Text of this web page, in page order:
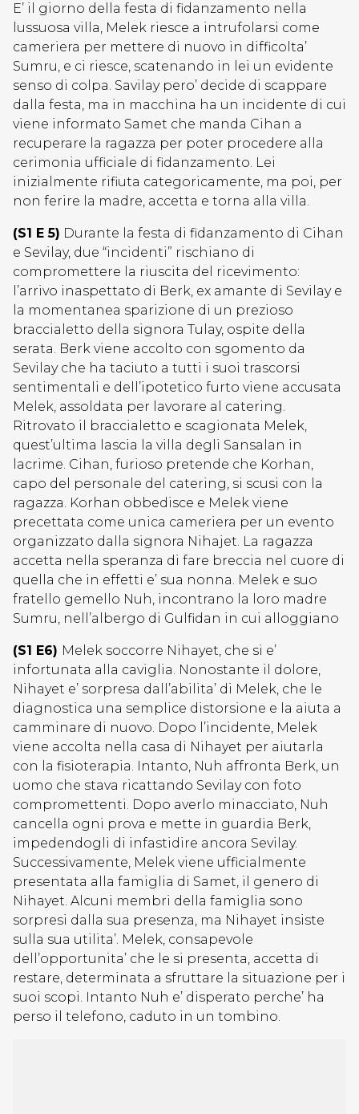
E’ il giorno della festa di fidanzamento nella
lussuosa villa, Melek riesce a intrufolarsi come
cameriera per mettere di nuovo in difficolta’
Sumru, e ci riesce, scatenando in lei un evidente
senso di colpa. Savilay pero’ decide di scappare
dalla festa, ma in macchina ha un incidente di cui
viene informato Samet che manda Cihan a
recuperare la ragazza per poter procedere alla
cerimonia ufficiale di fidanzamento. Lei
inizialmente rifiuta categoricamente, ma poi, per
non ferire la madre, accetta e torna alla villa.
(S1 E 5) Durante la festa di fidanzamento di Cihan
e Sevilay, due “incidenti” rischiano di
compromettere la riuscita del ricevimento:
l’arrivo inaspettato di Berk, ex amante di Sevilay e
la momentanea sparizione di un prezioso
braccialetto della signora Tulay, ospite della
serata. Berk viene accolto con sgomento da
Sevilay che ha taciuto a tutti i suoi trascorsi
sentimentali e dell’ipotetico furto viene accusata
Melek, assoldata per lavorare al catering.
Ritrovato il braccialetto e scagionata Melek,
quest’ultima lascia la villa degli Sansalan in
lacrime. Cihan, furioso pretende che Korhan,
capo del personale del catering, si scusi con la
ragazza. Korhan obbedisce e Melek viene
precettata come unica cameriera per un evento
organizzato dalla signora Nihajet. La ragazza
accetta nella speranza di fare breccia nel cuore di
quella che in effetti e’ sua nonna. Melek e suo
fratello gemello Nuh, incontrano la loro madre
Sumru, nell’albergo di Gulfidan in cui alloggiano
(S1 E6) Melek soccorre Nihayet, che si e’
infortunata alla caviglia. Nonostante il dolore,
Nihayet e’ sorpresa dall’abilita’ di Melek, che le
diagnostica una semplice distorsione e la aiuta a
camminare di nuovo. Dopo l’incidente, Melek
viene accolta nella casa di Nihayet per aiutarla
con la fisioterapia. Intanto, Nuh affronta Berk, un
uomo che stava ricattando Sevilay con foto
compromettenti. Dopo averlo minacciato, Nuh
cancella ogni prova e mette in guardia Berk,
impedendogli di infastidire ancora Sevilay.
Successivamente, Melek viene ufficialmente
presentata alla famiglia di Samet, il genero di
Nihayet. Alcuni membri della famiglia sono
sorpresi dalla sua presenza, ma Nihayet insiste
sulla sua utilita’. Melek, consapevole
dell’opportunita’ che le si presenta, accetta di
restare, determinata a sfruttare la situazione per i
suoi scopi. Intanto Nuh e’ disperato perche’ ha
perso il telefono, caduto in un tombino.